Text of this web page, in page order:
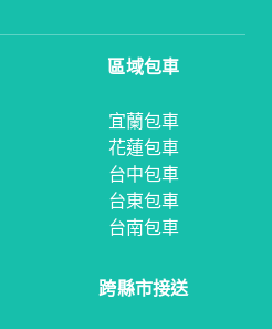
區域包車
宜蘭包車
花蓮包車
台中包車
台東包車
台南包車
跨縣市接送